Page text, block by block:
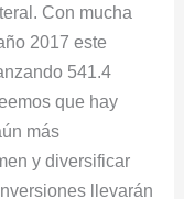
Con mucha
2017 este
541.4
que hay
más
y diversificar
llevarán